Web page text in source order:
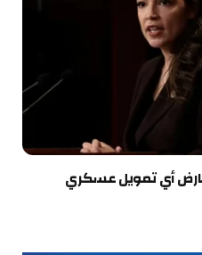
أي تمويل عسكري